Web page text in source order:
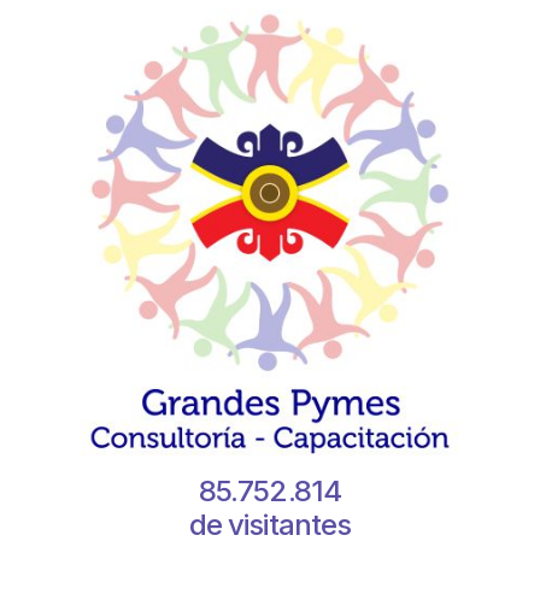
85.752.814
de visitantes